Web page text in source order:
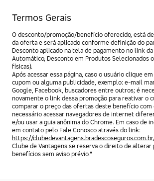
Termos Gerais
O desconto/promoção/benefício oferecido, está
da oferta e será aplicado conforme definição do
Desconto aplicado na tela de pagamento no link
Automático, Desconto em Produtos Selecionados
físicas).
Após acessar essa página, caso o usuário clique
cupom ou alguma publicidade, exemplo: e-mail
Google, Facebook, buscadores entre outros; é
novamente o link dessa promoção para reativar o
comparar o preço das ofertas deste benefício com
necessário acessar navegadores de internet
e/ou usar a guia anônima do Chrome. Em caso de
em contato pelo Fale Conosco através do link:
https://
Clube de Vantagens se reserva o direito de alterar
benefícios sem aviso prévio."